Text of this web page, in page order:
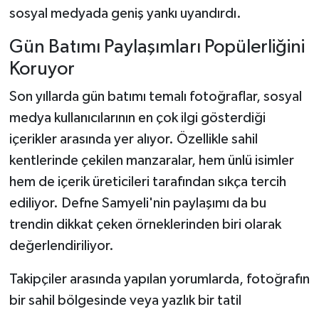
sosyal medyada geniş yankı uyandırdı.
Gün Batımı Paylaşımları Popülerliğini
Koruyor
Son yıllarda gün batımı temalı fotoğraflar, sosyal
medya kullanıcılarının en çok ilgi gösterdiği
içerikler arasında yer alıyor. Özellikle sahil
kentlerinde çekilen manzaralar, hem ünlü isimler
hem de içerik üreticileri tarafından sıkça tercih
ediliyor. Defne Samyeli'nin paylaşımı da bu
trendin dikkat çeken örneklerinden biri olarak
değerlendiriliyor.
Takipçiler arasında yapılan yorumlarda, fotoğrafın
bir sahil bölgesinde veya yazlık bir tatil